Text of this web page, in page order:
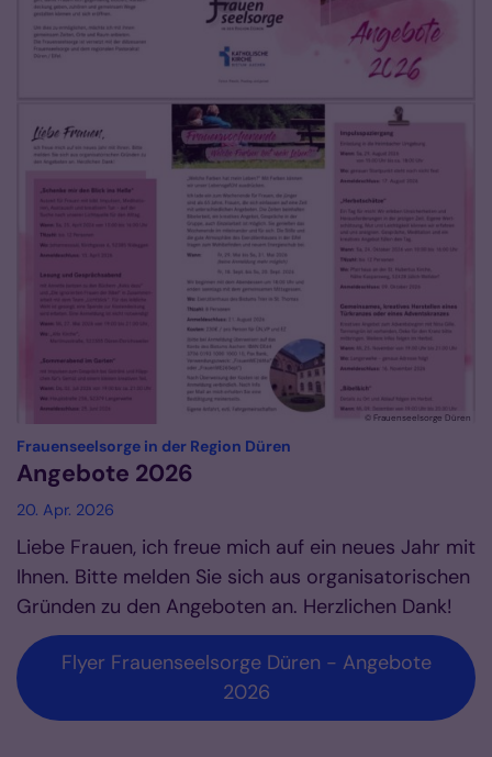
© Frauenseelsorge Düren
Frauenseelsorge in der Region Düren
Angebote 2026
20. Apr. 2026
Liebe Frauen, ich freue mich auf ein neues Jahr mit
Ihnen. Bitte melden Sie sich aus organisatorischen
Gründen zu den Angeboten an. Herzlichen Dank!
Flyer Frauenseelsorge Düren - Angebote
2026